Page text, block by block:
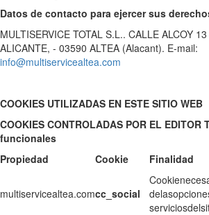
Datos de contacto para ejercer sus
MULTISERVICE TOTAL S.L.. CALLE ALCOY
ALICANTE, - 03590 ALTEA (Alacant). E-mail:
info@multiservicealtea.com
COOKIES UTILIZADAS EN ESTE SITIO WEB
COOKIES CONTROLADAS POR EL EDITOR
funcionales
Propiedad
Cookie Finalidad
multiservicealtea.comcc_social